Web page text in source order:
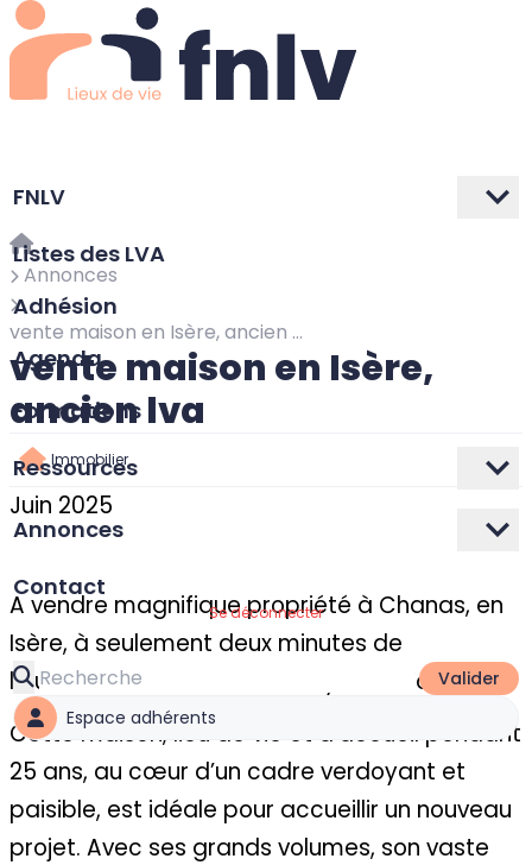
FNLV
Listes des LVA
Adhésion
Agenda
Formations
Ressources
Annonces
Contact
Se déconnecter
Valider
Espace adhérents
Annonces
vente maison en Isère, ancien lva
vente maison en Isère,
ancien lva
Immobilier
Juin 2025
A vendre magnifique propriété à Chanas, en
Isère, à seulement deux minutes de
l’autoroute A7, située entre Lyon et Valence.
Cette maison, lieu de vie et d’accueil pendant
25 ans, au cœur d’un cadre verdoyant et
paisible, est idéale pour accueillir un nouveau
projet. Avec ses grands volumes, son vaste